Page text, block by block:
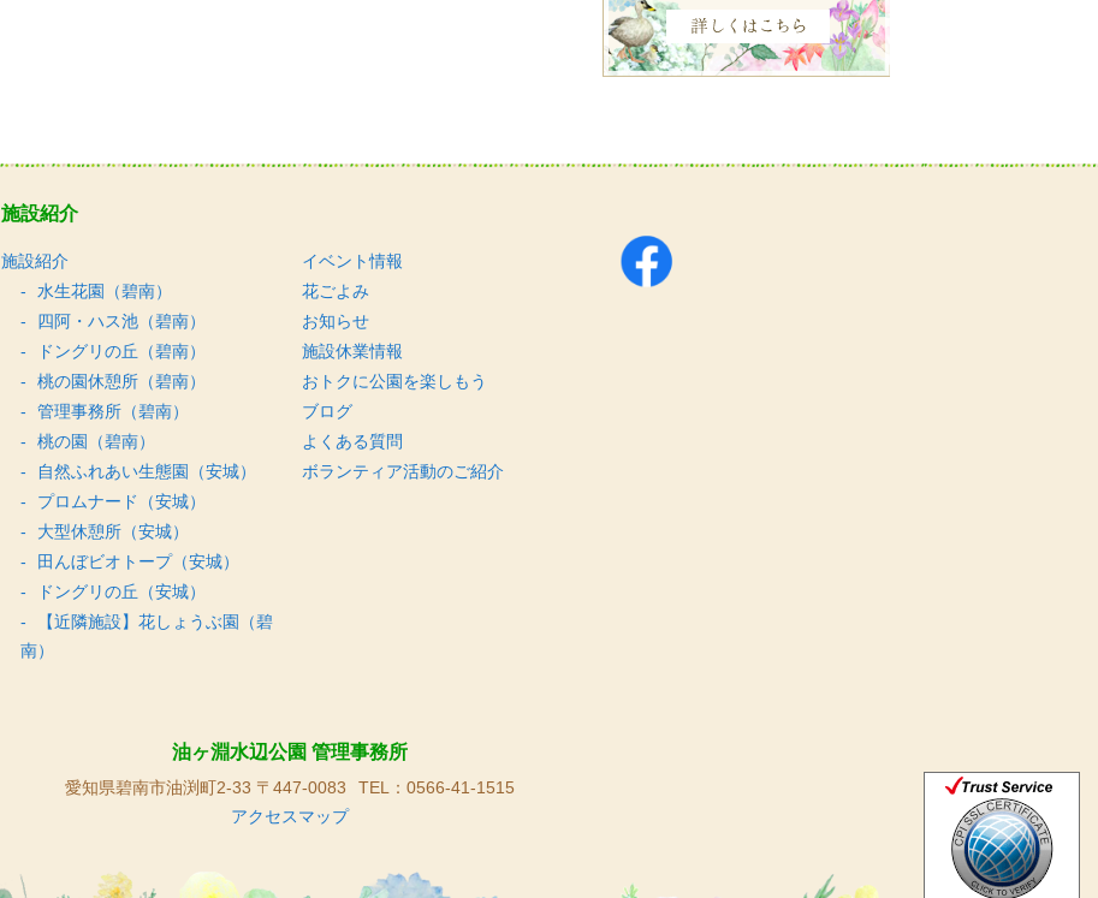
施設紹介
施設紹介
水生花園（碧南）
四阿・ハス池（碧南）
ドングリの丘（碧南）
桃の園休憩所（碧南）
管理事務所（碧南）
桃の園（碧南）
自然ふれあい生態園（安城）
プロムナード（安城）
大型休憩所（安城）
田んぼビオトープ（安城）
ドングリの丘（安城）
【近隣施設】花しょうぶ園（碧
南）
イベント情報
花ごよみ
お知らせ
施設休業情報
おトクに公園を楽しもう
ブログ
よくある質問
ボランティア活動のご紹介
油ヶ淵水辺公園 管理事務所
愛知県碧南市油渕町2-33 〒447-0083
TEL：0566-41-1515
アクセスマップ